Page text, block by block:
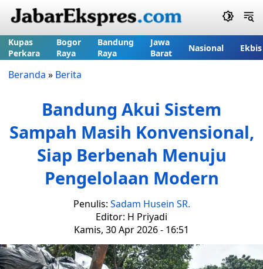
Kupas
Perkara
Bogor
Raya
Bandung
Raya
Jawa
Barat
Nasional Ekbis
Beranda » Berita
Bandung Akui Sistem
Sampah Masih Konvensional,
Siap Berbenah Menuju
Pengelolaan Modern
Penulis: Sadam Husein SR.
Editor: H Priyadi
Kamis, 30 Apr 2026 - 16:51